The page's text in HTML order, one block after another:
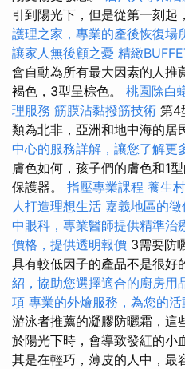
引到陽光下，但是從第一刻起
護理之家，專業的產後恢復場
讓家人無後顧之憂 精緻
會自動為所有最大因素的人推
褐色，3型呈棕色。 桃園除白
理服務 筋膜沾黏撥筋技術 第4
類為北非，亞洲和地中海的居
中心的服務詳解，讓您了解更
膚色如何，孩子們的膚色和1
保護器。 指壓專業課程 養生
人打造理想生活 嘉義地區的
中眼科，專業醫師提供精準治
價格，提供透明報價 3需要防
具有較低因子的產品不是很好
紹，協助您選擇適合的廚房用
項 專業的外燴服務，為您的
游泳者推薦的凝膠防曬霜，這
於陽光下時，會導致發紅的小
其是在輕巧，薄皮的人中，最